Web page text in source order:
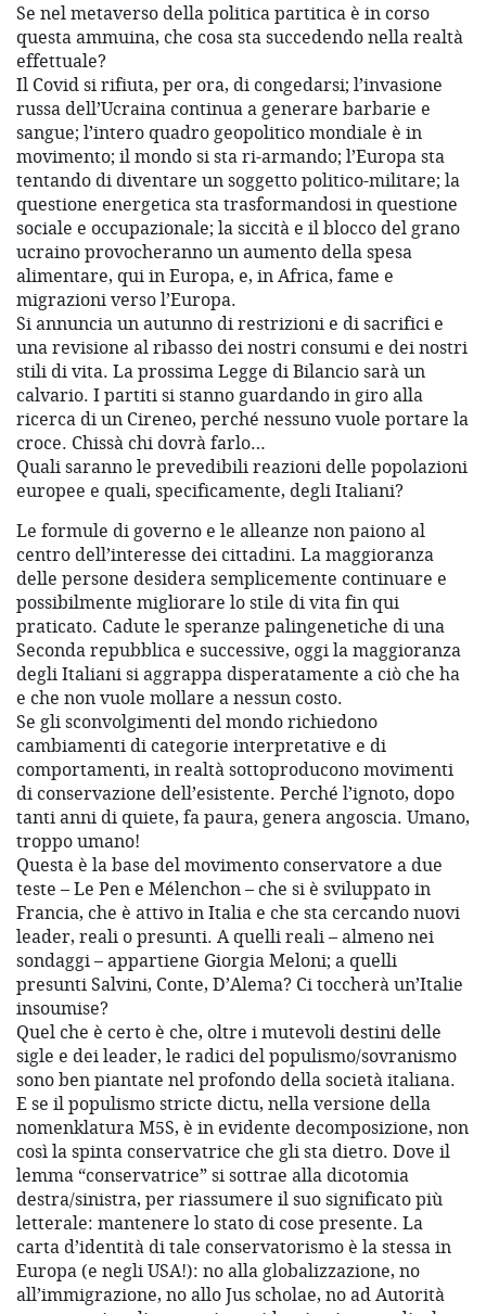
Se nel metaverso della politica partitica è in corso
questa ammuina, che cosa sta succedendo nella realtà
effettuale?
Il Covid si rifiuta, per ora, di congedarsi; l’invasione
russa dell’Ucraina continua a generare barbarie e
sangue; l’intero quadro geopolitico mondiale è in
movimento; il mondo si sta ri-armando; l’Europa sta
tentando di diventare un soggetto politico-militare; la
questione energetica sta trasformandosi in questione
sociale e occupazionale; la siccità e il blocco del grano
ucraino provocheranno un aumento della spesa
alimentare, qui in Europa, e, in Africa, fame e
migrazioni verso l’Europa.
Si annuncia un autunno di restrizioni e di sacrifici e
una revisione al ribasso dei nostri consumi e dei nostri
stili di vita. La prossima Legge di Bilancio sarà un
calvario. I partiti si stanno guardando in giro alla
ricerca di un Cireneo, perché nessuno vuole portare la
croce. Chissà chi dovrà farlo…
Quali saranno le prevedibili reazioni delle popolazioni
europee e quali, specificamente, degli Italiani?
Le formule di governo e le alleanze non paiono al
centro dell’interesse dei cittadini. La maggioranza
delle persone desidera semplicemente continuare e
possibilmente migliorare lo stile di vita fin qui
praticato. Cadute le speranze palingenetiche di una
Seconda repubblica e successive, oggi la maggioranza
degli Italiani si aggrappa disperatamente a ciò che ha
e che non vuole mollare a nessun costo.
Se gli sconvolgimenti del mondo richiedono
cambiamenti di categorie interpretative e di
comportamenti, in realtà sottoproducono movimenti
di conservazione dell’esistente. Perché l’ignoto, dopo
tanti anni di quiete, fa paura, genera angoscia. Umano,
troppo umano!
Questa è la base del movimento conservatore a due
teste – Le Pen e Mélenchon – che si è sviluppato in
Francia, che è attivo in Italia e che sta cercando nuovi
leader, reali o presunti. A quelli reali – almeno nei
sondaggi – appartiene Giorgia Meloni; a quelli
presunti Salvini, Conte, D’Alema? Ci toccherà un’Italie
insoumise?
Quel che è certo è che, oltre i mutevoli destini delle
sigle e dei leader, le radici del populismo/sovranismo
sono ben piantate nel profondo della società italiana.
E se il populismo stricte dictu, nella versione della
nomenklatura M5S, è in evidente decomposizione, non
così la spinta conservatrice che gli sta dietro. Dove il
lemma “conservatrice” si sottrae alla dicotomia
destra/sinistra, per riassumere il suo significato più
letterale: mantenere lo stato di cose presente. La
carta d’identità di tale conservatorismo è la stessa in
Europa (e negli USA!): no alla globalizzazione, no
all’immigrazione, no allo Jus scholae, no ad Autorità